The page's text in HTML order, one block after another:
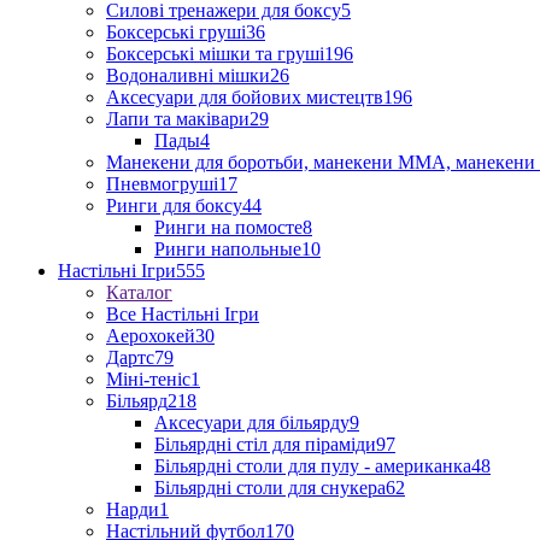
Силові тренажери для боксу5
Боксерські груші36
Боксерські мішки та груші196
Водоналивні мішки26
Аксесуари для бойових мистецтв196
Лапи та маківари29
Пады4
Манекени для боротьби, манекени ММА, манекени
Пневмогруші17
Ринги для боксу44
Ринги на помосте8
Ринги напольные10
Настільні Ігри555
Каталог
Все Настільні Ігри
Аерохокей30
Дартс79
Міні-теніс1
Більярд218
Аксесуари для більярду9
Більярдні стіл для піраміди97
Більярдні столи для пулу - американка48
Більярдні столи для снукера62
Нарди1
Настільний футбол170